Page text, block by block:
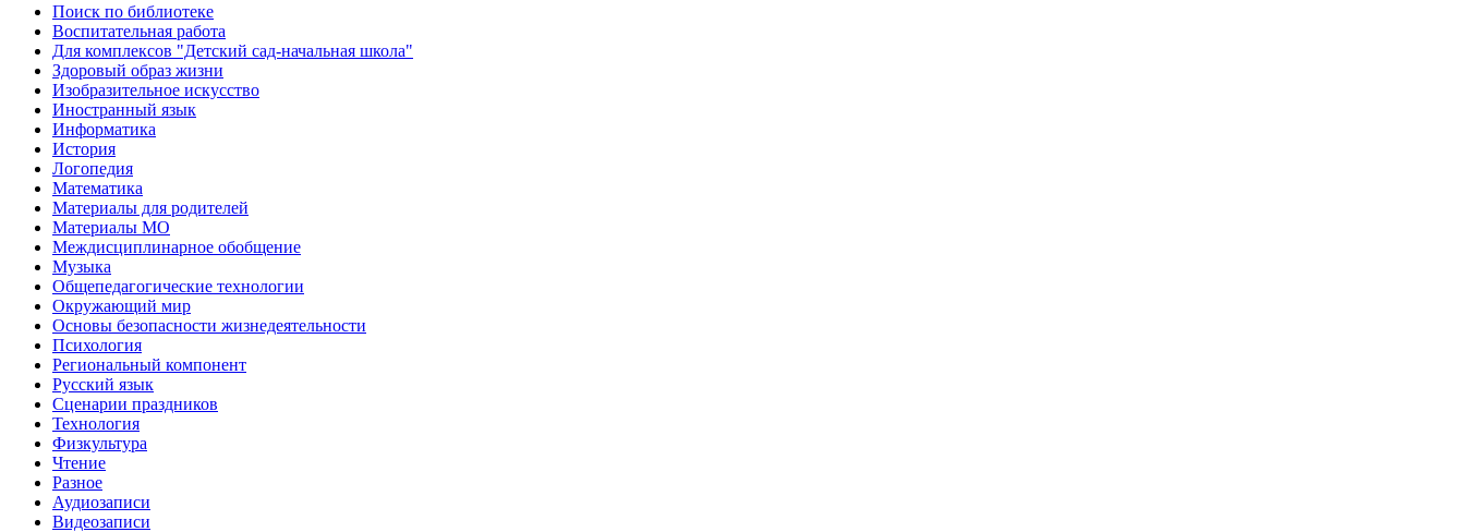
Поиск по библиотеке
Воспитательная работа
Для комплексов "Детский сад-начальная школа"
Здоровый образ жизни
Изобразительное искусство
Иностранный язык
Информатика
История
Логопедия
Математика
Материалы для родителей
Материалы МО
Междисциплинарное обобщение
Музыка
Общепедагогические технологии
Окружающий мир
Основы безопасности жизнедеятельности
Психология
Региональный компонент
Русский язык
Сценарии праздников
Технология
Физкультура
Чтение
Разное
Аудиозаписи
Видеозаписи